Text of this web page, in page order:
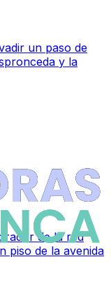
un paso de
y la
de la red
piso de la avenida